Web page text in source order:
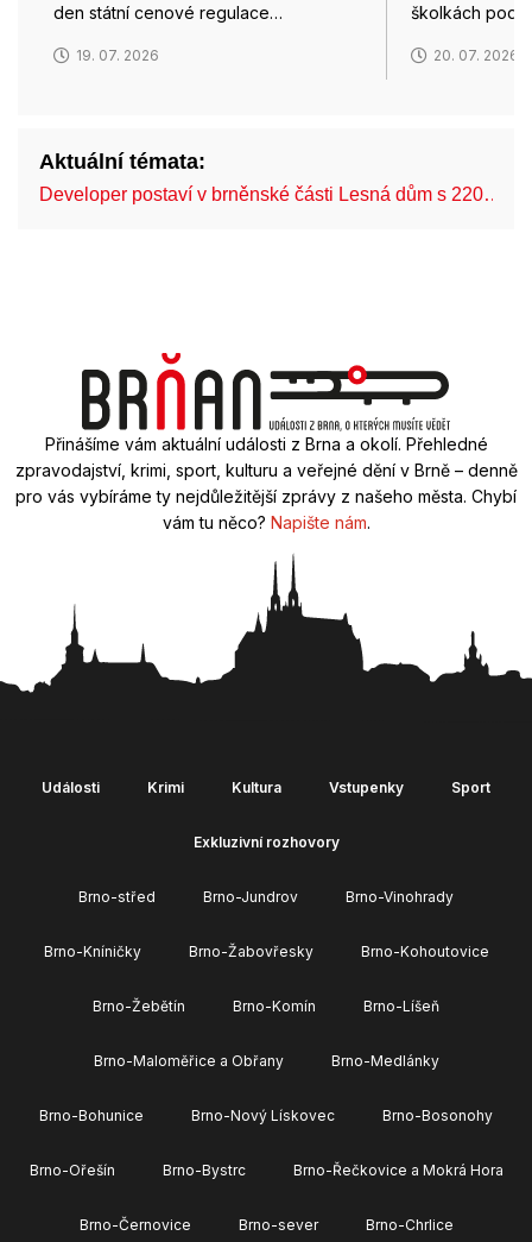
den státní cenové regulace…
19. 07. 2026
školkách
20. 07. 2026
Aktuální témata:
Developer postaví v brněnské části Lesná dům s 220…
Přinášíme vám aktuální události z Brna a okolí. Přehledné
zpravodajství, krimi, sport, kulturu a veřejné dění v Brně – denně
pro vás vybíráme ty nejdůležitější zprávy z našeho města. Chybí
vám tu něco? Napište nám.
Události Krimi Kultura Vstupenky Sport
Exkluzivní rozhovory
Brno-střed Brno-Jundrov Brno-Vinohrady
Brno-Kníničky Brno-Žabovřesky Brno-Kohoutovice
Brno-Žebětín Brno-Komín Brno-Líšeň
Brno-Maloměřice a Obřany Brno-Medlánky
Brno-Bohunice Brno-Nový Lískovec Brno-Bosonohy
Brno-Ořešín Brno-Bystrc Brno-Řečkovice a Mokrá Hora
Brno-Černovice Brno-sever Brno-Chrlice